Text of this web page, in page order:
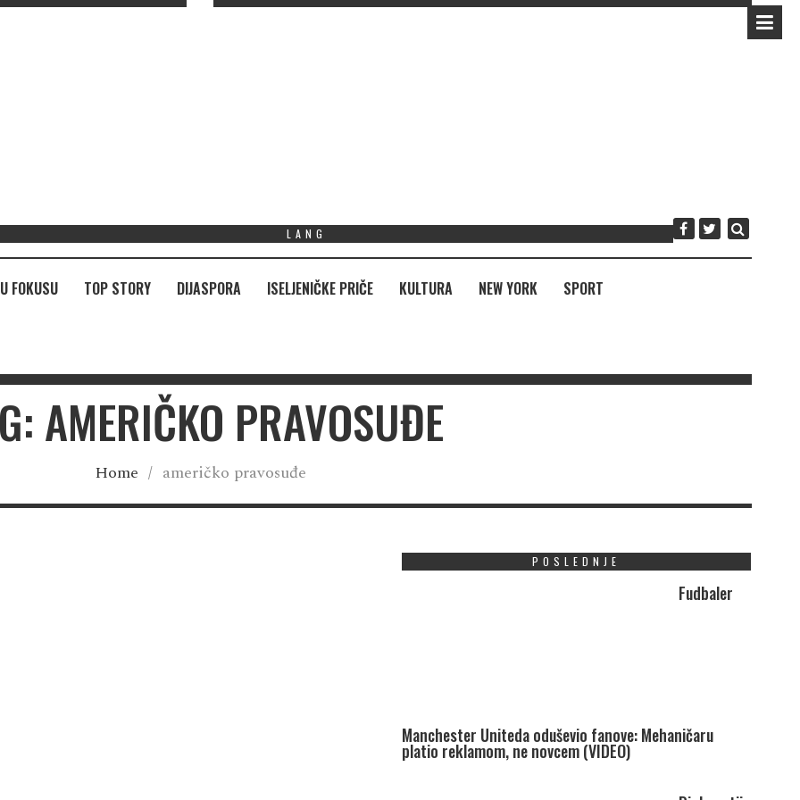
LANG
U FOKUSU TOP STORY DIJASPORA ISELJENIČKE PRIČE KULTURA NEW YORK SPORT
AMERIČKO PRAVOSUĐE
Home / američko pravosuđe
POSLEDNJE
Fudbaler
Manchester Uniteda oduševio fanove: Mehaničaru
platio reklamom, ne novcem (VIDEO)